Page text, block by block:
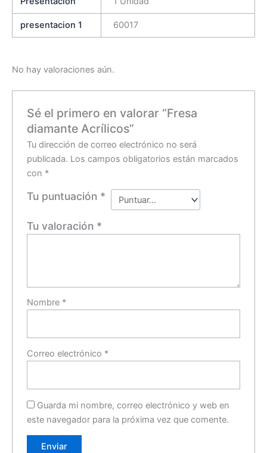
presentacion 1 60017
No hay valoraciones aún.
Sé el primero en valorar “Fresa
diamante Acrílicos”
Tu dirección de correo electrónico no será
publicada. Los campos obligatorios están marcados
con *
Tu puntuación *
Tu valoración *
Nombre *
Correo electrónico *
Guarda mi nombre, correo electrónico y web en
este navegador para la próxima vez que comente.